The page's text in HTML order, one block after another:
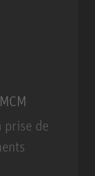
prise de